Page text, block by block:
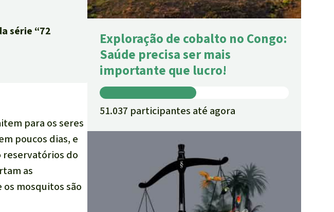
série “72
para os seres
poucos dias, e
reservatórios do
as
mosquitos são
Exploração de cobalto no Congo:
Saúde precisa ser mais
importante que lucro!
51.037 participantes até agora